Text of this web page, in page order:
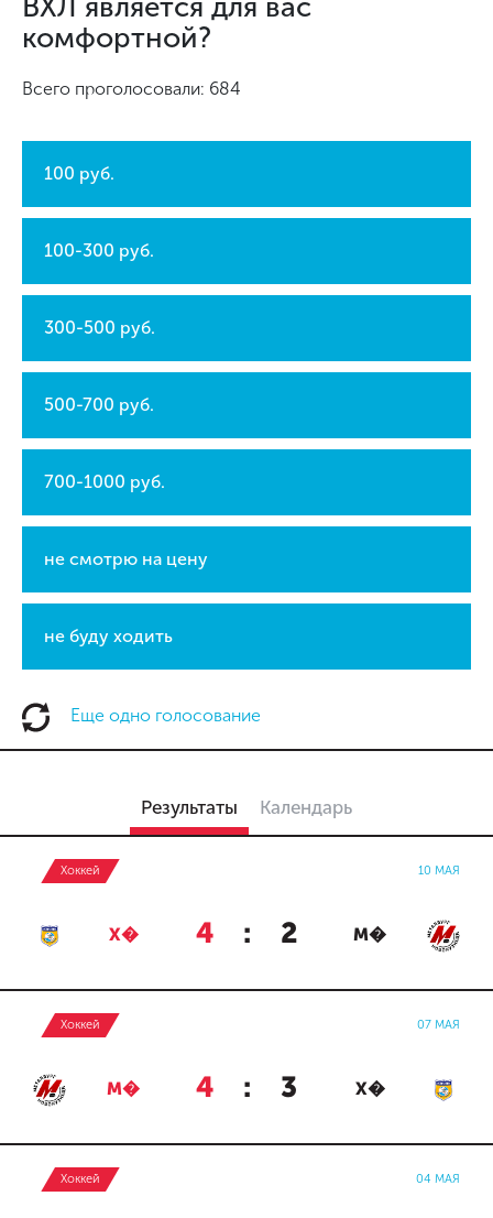
ВХЛ является для вас
комфортной?
Всего проголосовали: 684
100 руб.
100-300 руб.
300-500 руб.
500-700 руб.
700-1000 руб.
не смотрю на цену
не буду ходить
Еще одно голосование
Результаты Календарь
Хоккей 10 МАЯ
Х� 4 : 2 М�
Хоккей 07 МАЯ
М� 4 : 3 Х�
Хоккей 04 МАЯ